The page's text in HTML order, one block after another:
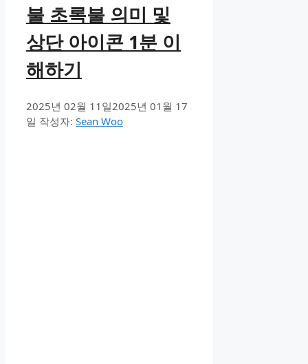
불 초록불 의미 및
상단 아이콘 1분 이
해하기
2025년 02월 11일2025년 01월 17
일 작성자: Sean Woo